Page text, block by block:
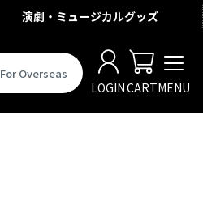
演劇・ミュージカルグッズ
For Overseas
LOGINCARTMENU